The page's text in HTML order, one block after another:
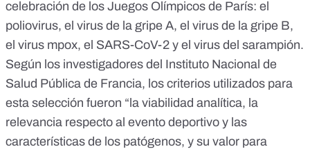
celebración de los Juegos Olímpicos de París: el
poliovirus, el virus de la gripe A, el virus de la gripe B,
el virus mpox, el SARS-CoV-2 y el virus del sarampión.
Según los investigadores del Instituto Nacional de
Salud Pública de Francia, los criterios utilizados para
esta selección fueron “la viabilidad analítica, la
relevancia respecto al evento deportivo y las
características de los patógenos, y su valor para